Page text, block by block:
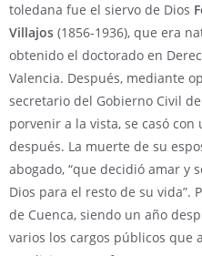
toledana fue el siervo de Dios
Villajos (1856-1936), que era
obtenido el doctorado en
Valencia. Después, mediante
secretario del Gobierno Civil
porvenir a la vista, se casó
después. La muerte de su
abogado, “que decidió amar y
Dios para el resto de su vida”.
de Cuenca, siendo un año
varios los cargos públicos que